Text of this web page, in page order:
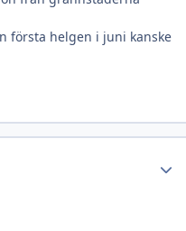
första helgen i juni kanske